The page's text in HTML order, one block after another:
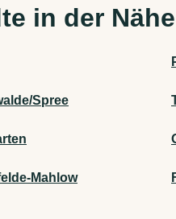
in der Nähe
Spree
Mahlow